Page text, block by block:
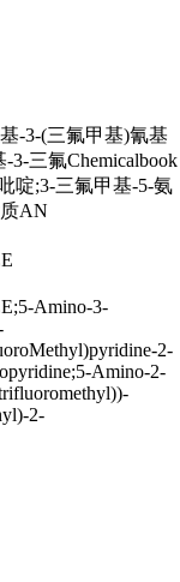
-3-(三氟甲基)氰基
3-三氟Chemicalbook
啶;3-三氟甲基-5-氨
AN
Amino-3-
2-
Amino-2-
2-